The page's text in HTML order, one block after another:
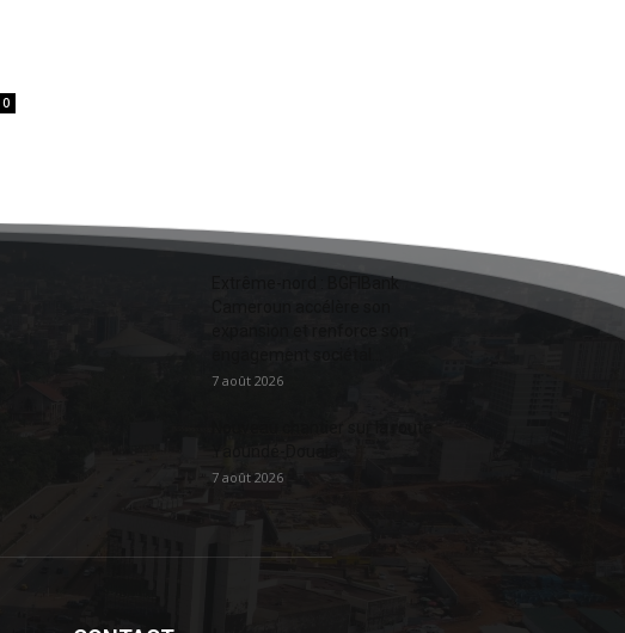
0
Extrême-nord : BGFIBank
7 août 2026
7 août 2026